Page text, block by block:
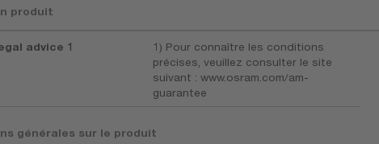
produit
advice 1
1) Pour connaître les conditions
précises, veuillez consulter le site
suivant : www.osram.com/am-
guarantee
générales sur le produit